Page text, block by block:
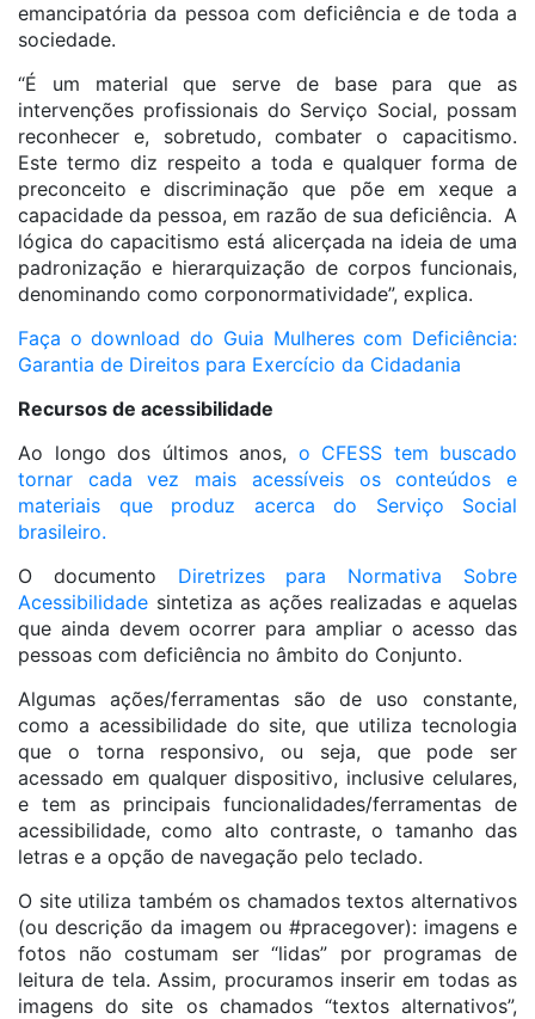
emancipatória da pessoa com deficiência e de toda a
sociedade.
“É um material que serve de base para que as
intervenções profissionais do Serviço Social, possam
reconhecer e, sobretudo, combater o capacitismo.
Este termo diz respeito a toda e qualquer forma de
preconceito e discriminação que põe em xeque a
capacidade da pessoa, em razão de sua deficiência. A
lógica do capacitismo está alicerçada na ideia de uma
padronização e hierarquização de corpos funcionais,
denominando como corponormatividade”, explica.
Faça o download do Guia Mulheres com Deficiência:
Garantia de Direitos para Exercício da Cidadania
Recursos de acessibilidade
Ao longo dos últimos anos, o CFESS tem buscado
tornar cada vez mais acessíveis os conteúdos e
materiais que produz acerca do Serviço Social
brasileiro.
O documento Diretrizes para Normativa Sobre
Acessibilidade sintetiza as ações realizadas e aquelas
que ainda devem ocorrer para ampliar o acesso das
pessoas com deficiência no âmbito do Conjunto.
Algumas ações/ferramentas são de uso constante,
como a acessibilidade do site, que utiliza tecnologia
que o torna responsivo, ou seja, que pode ser
acessado em qualquer dispositivo, inclusive celulares,
e tem as principais funcionalidades/ferramentas de
acessibilidade, como alto contraste, o tamanho das
letras e a opção de navegação pelo teclado.
O site utiliza também os chamados textos alternativos
(ou descrição da imagem ou #pracegover): imagens e
fotos não costumam ser “lidas” por programas de
leitura de tela. Assim, procuramos inserir em todas as
imagens do site os chamados “textos alternativos”,